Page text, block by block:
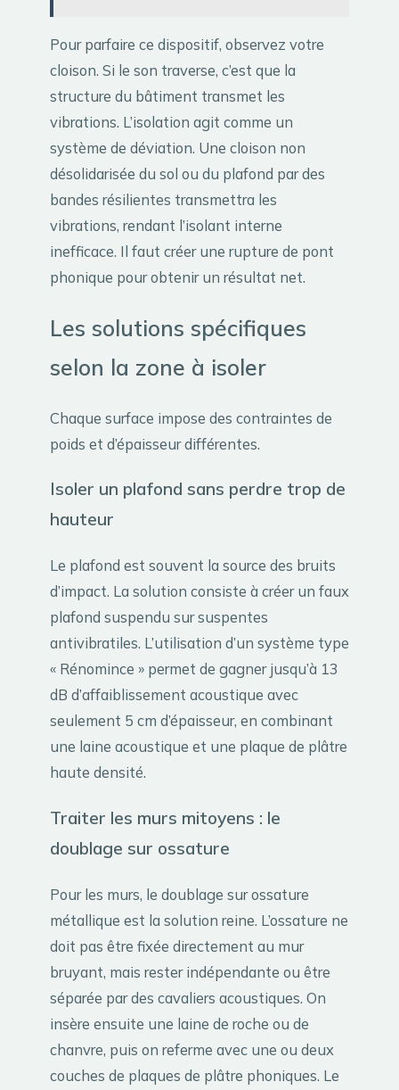
Pour parfaire ce dispositif, observez votre
cloison. Si le son traverse, c’est que la
structure du bâtiment transmet les
vibrations. L’isolation agit comme un
système de déviation. Une cloison non
désolidarisée du sol ou du plafond par des
bandes résilientes transmettra les
vibrations, rendant l’isolant interne
inefficace. Il faut créer une rupture de pont
phonique pour obtenir un résultat net.
Les solutions spécifiques
selon la zone à isoler
Chaque surface impose des contraintes de
poids et d’épaisseur différentes.
Isoler un plafond sans perdre trop de
hauteur
Le plafond est souvent la source des bruits
d’impact. La solution consiste à créer un faux
plafond suspendu sur suspentes
antivibratiles. L’utilisation d’un système type
« Rénomince » permet de gagner jusqu’à 13
dB d’affaiblissement acoustique avec
seulement 5 cm d’épaisseur, en combinant
une laine acoustique et une plaque de plâtre
haute densité.
Traiter les murs mitoyens : le
doublage sur ossature
Pour les murs, le doublage sur ossature
métallique est la solution reine. L’ossature ne
doit pas être fixée directement au mur
bruyant, mais rester indépendante ou être
séparée par des cavaliers acoustiques. On
insère ensuite une laine de roche ou de
chanvre, puis on referme avec une ou deux
couches de plaques de plâtre phoniques. Le